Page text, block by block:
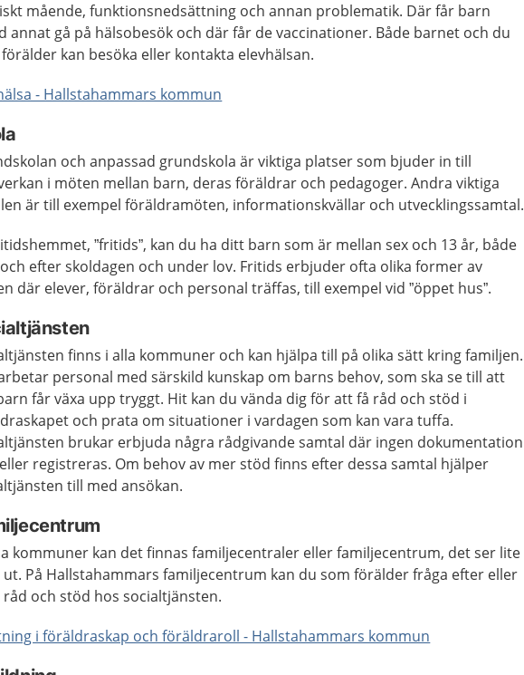
mående, funktionsnedsättning och annan problematik. Där får barn
annat gå på hälsobesök och där får de vaccinationer. Både barnet och du
kan besöka eller kontakta elevhälsan.
- Hallstahammars kommun
och anpassad grundskola är viktiga platser som bjuder in till
i möten mellan barn, deras föräldrar och pedagoger. Andra viktiga
är till exempel föräldramöten, informationskvällar och utvecklingssamtal.
”fritids”, kan du ha ditt barn som är mellan sex och 13 år, både
efter skoldagen och under lov. Fritids erbjuder ofta olika former av
där elever, föräldrar och personal träffas, till exempel vid ”öppet hus”.
finns i alla kommuner och kan hjälpa till på olika sätt kring familjen.
personal med särskild kunskap om barns behov, som ska se till att
får växa upp tryggt. Hit kan du vända dig för att få råd och stöd i
och prata om situationer i vardagen som kan vara tuffa.
brukar erbjuda några rådgivande samtal där ingen dokumentation
registreras. Om behov av mer stöd finns efter dessa samtal hjälper
till med ansökan.
kommuner kan det finnas familjecentraler eller familjecentrum, det ser lite
ut. På Hallstahammars familjecentrum kan du som förälder fråga efter eller
råd och stöd hos socialtjänsten.
i föräldraskap och föräldraroll - Hallstahammars kommun